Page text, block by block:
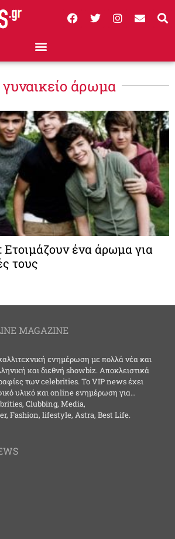
γυναικείο άρωμα
Ετοιμάζουν ένα άρωμα για
τους
MAGAZINE
ενημέρωση με πολλά νέα και
και διεθνή showbiz. Αποκλειστικά
των celebrities. Το VIP news έχει
υλικό και online ενημέρωση για…
Clubbing, Media,
Fashion, lifestyle, Astra, Best Life.